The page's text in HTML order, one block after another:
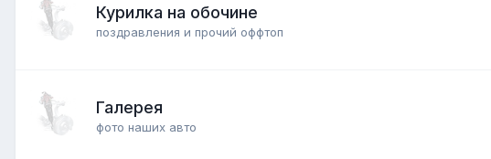
Курилка на обочине
поздравления и прочий оффтоп
Галерея
фото наших авто